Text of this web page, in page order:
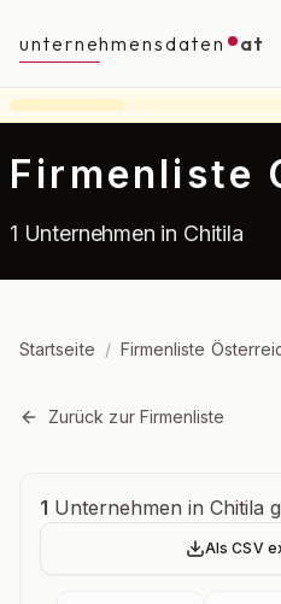
unternehmensdaten at
Firmenliste
1 Unternehmen in Chitila
Startseite / Firmenliste
Zurück zur Firmenliste
1 Unternehmen in Chitila
Als CSV